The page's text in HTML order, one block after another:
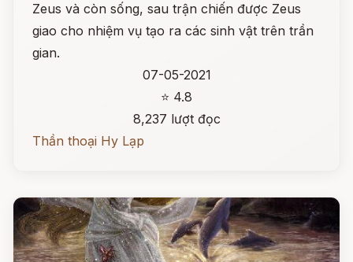
Zeus và còn sống, sau trận chiến được Zeus
giao cho nhiệm vụ tạo ra các sinh vật trên trần
gian.
07-05-2021
⭐ 4.8
8,237 lượt đọc
Thần thoại Hy Lạp